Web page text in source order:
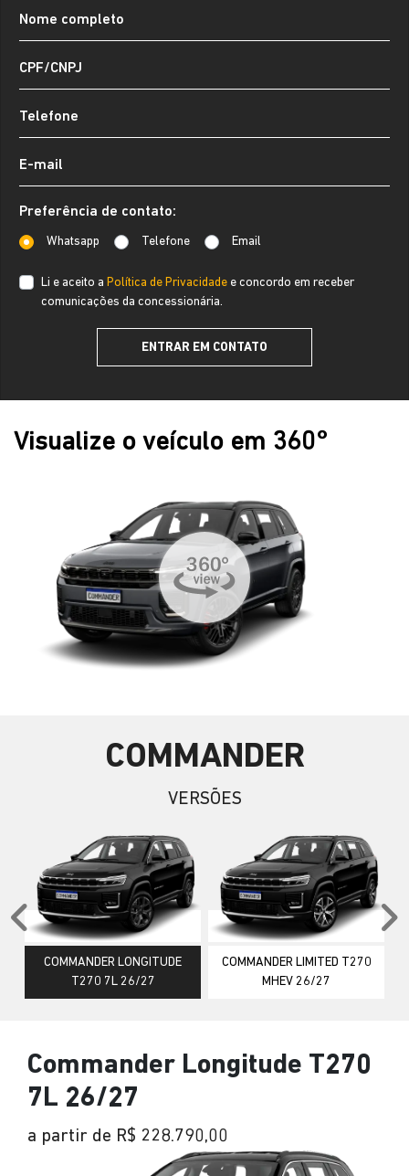
Preferência de contato:
Whatsapp Telefone Email
Li e aceito a Política de Privacidade e concordo em receber
comunicações da concessionária.
ENTRAR EM CONTATO
Visualize o veículo em 360°
COMMANDER
VERSÕES
COMMANDER LONGITUDE
T270 7L 26/27
COMMANDER LIMITED T270
MHEV 26/27
Anterior
Commander Longitude T270
7L 26/27
a partir de R$ 228.790,00